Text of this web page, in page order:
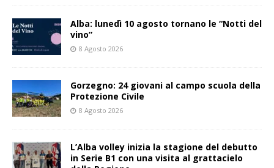
Alba: lunedì 10 agosto tornano le “Notti del
vino”
8 Agosto 2026
Gorzegno: 24 giovani al campo scuola della
Protezione Civile
8 Agosto 2026
L’Alba volley inizia la stagione del debutto
in Serie B1 con una visita al grattacielo